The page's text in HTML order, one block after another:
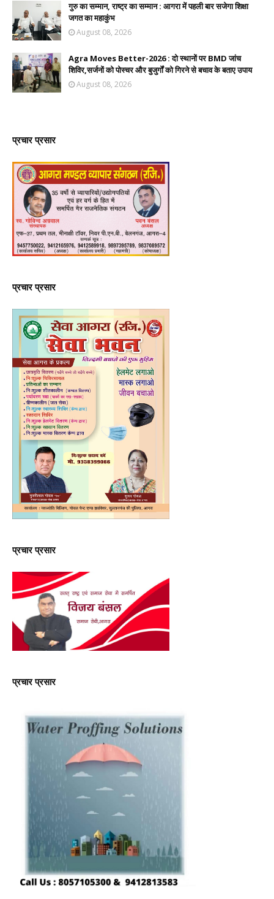
गुरु का सम्मान, राष्ट्र का सम्मान : आगरा में पहली बार सजेगा शिक्षा
जगत का महाकुंभ
August 08, 2026
Agra Moves Better-2026 : दो स्थानों पर BMD जांच
शिविर,सर्जनों को पोस्चर और बुजुर्गों को गिरने से बचाव के बताए उपाय
August 08, 2026
प्रचार प्रसार
प्रचार प्रसार
प्रचार प्रसार
प्रचार प्रसार